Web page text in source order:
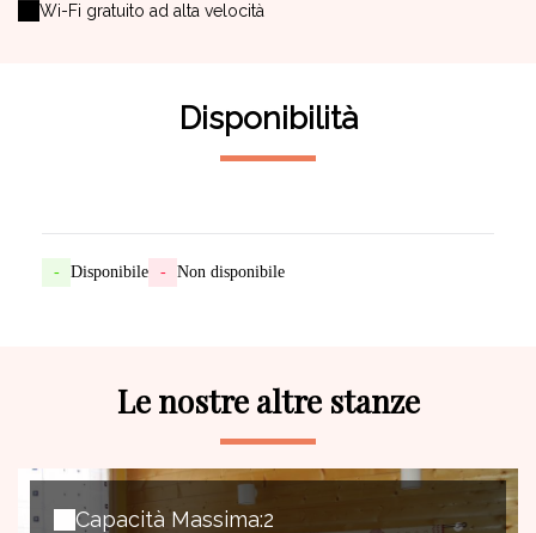
Wi-Fi gratuito ad alta velocità
Disponibilità
- Disponibile - Non disponibile
Le nostre altre stanze
Capacità Massima:2